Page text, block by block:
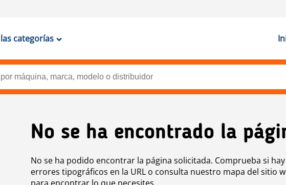
categorías
No se ha encontrado la
No se ha podido encontrar la página solicitada. Comprueba si hay
errores tipográficos en la URL o consulta nuestro mapa del sitio